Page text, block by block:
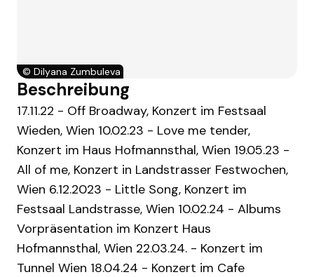
© Dilyana Zumbuleva
Beschreibung
17.11.22 - Off Broadway, Konzert im Festsaal
Wieden, Wien 10.02.23 - Love me tender,
Konzert im Haus Hofmannsthal, Wien 19.05.23 -
All of me, Konzert in Landstrasser Festwochen,
Wien 6.12.2023 - Little Song, Konzert im
Festsaal Landstrasse, Wien 10.02.24 - Albums
Vorpräsentation im Konzert Haus
Hofmannsthal, Wien 22.03.24. - Konzert im
Tunnel Wien 18.04.24 - Konzert im Cafe